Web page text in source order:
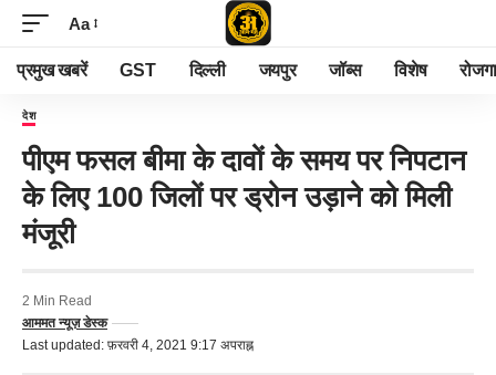
Aa
प्रमुख खबरें GST दिल्ली जयपुर जॉब्स विशेष
देश
पीएम फसल बीमा के दावों के समय पर निपटान
के लिए 100 जिलों पर ड्रोन उड़ाने को मिली
मंजूरी
Last updated: फ़रवरी 4, 2021 9:17 अपराह्न
आममत न्यूज़ डेस्क
2 Min Read